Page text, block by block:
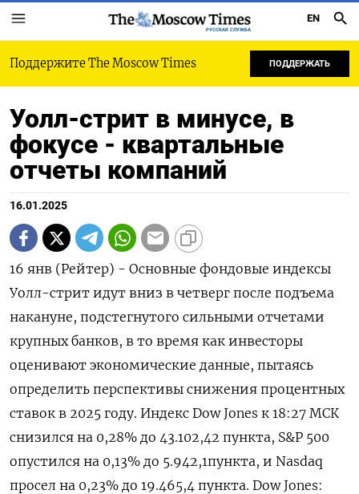
РУССКАЯ СЛУЖБА
EN
Поддержите The Moscow Times ПОДДЕРЖАТЬ
Уолл-стрит в минусе, в
фокусе - квартальные
отчеты компаний
16.01.2025
16 янв (Рейтер) - Основные фондовые индексы
Уолл-стрит идут вниз в четверг после подъема
накануне, подстегнутого сильными отчетами
крупных банков, в то время как инвесторы
оценивают экономические данные, пытаясь
определить перспективы снижения процентных
ставок в 2025 году. Индекс Dow Jones к 18:27 МСК
снизился на 0,28% до 43.102,42 пункта, S&P 500
опустился на 0,13% до 5.942,1​ пункта, и Nasdaq
просел на 0,23% до 19.465,4 пункта. Dow Jones: